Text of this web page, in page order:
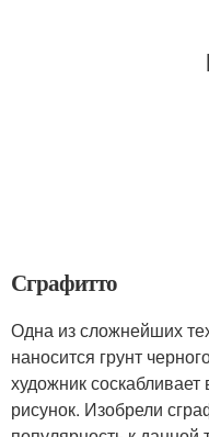
Сграфитто
Одна из сложнейших
наносится грунт
художник
рисунок. Изобрели